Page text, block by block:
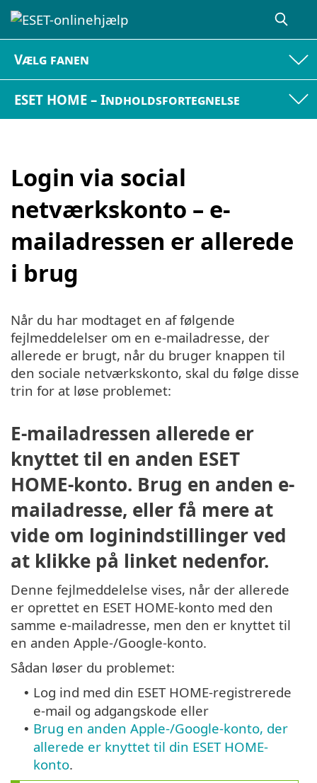
Vælg fanen
ESET HOME – Indholdsfortegnelse
Login via social
netværkskonto – e-
mailadressen er allerede
i brug
Når du har modtaget en af følgende
fejlmeddelelser om en e-mailadresse, der
allerede er brugt, når du bruger knappen til
den sociale netværkskonto, skal du følge disse
trin for at løse problemet:
E-mailadressen allerede er
knyttet til en anden ESET
HOME-konto. Brug en anden e-
mailadresse, eller få mere at
vide om loginindstillinger ved
at klikke på linket nedenfor.
Denne fejlmeddelelse vises, når der allerede
er oprettet en ESET HOME-konto med den
samme e-mailadresse, men den er knyttet til
en anden Apple-/Google-konto.
Sådan løser du problemet:
• Log ind med din ESET HOME-registrerede
e-mail og adgangskode eller
• Brug en anden Apple-/Google-konto, der
allerede er knyttet til din ESET HOME-
konto.